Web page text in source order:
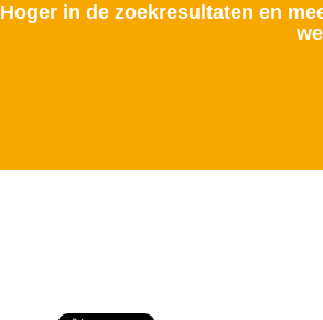
Hoger in de zoekresultaten en